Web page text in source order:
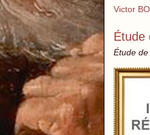
Victor
Étude
Étude